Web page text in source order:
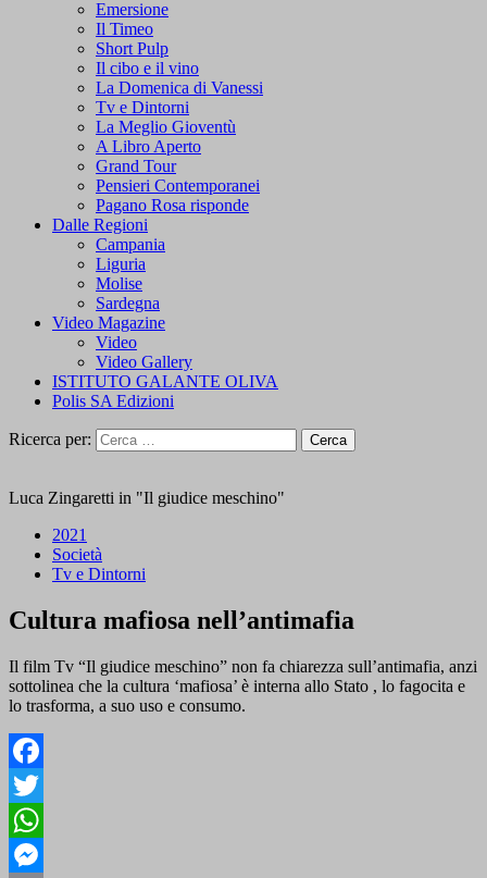
Emersione
Il Timeo
Short Pulp
Il cibo e il vino
La Domenica di Vanessi
Tv e Dintorni
La Meglio Gioventù
A Libro Aperto
Grand Tour
Pensieri Contemporanei
Pagano Rosa risponde
Dalle Regioni
Campania
Liguria
Molise
Sardegna
Video Magazine
Video
Video Gallery
ISTITUTO GALANTE OLIVA
Polis SA Edizioni
Ricerca per:
Luca Zingaretti in "Il giudice meschino"
2021
Società
Tv e Dintorni
Cultura mafiosa nell’antimafia
Il film Tv “Il giudice meschino” non fa chiarezza sull’antimafia, anzi
sottolinea che la cultura ‘mafiosa’ è interna allo Stato , lo fagocita e
lo trasforma, a suo uso e consumo.
Facebook
Twitter
WhatsApp